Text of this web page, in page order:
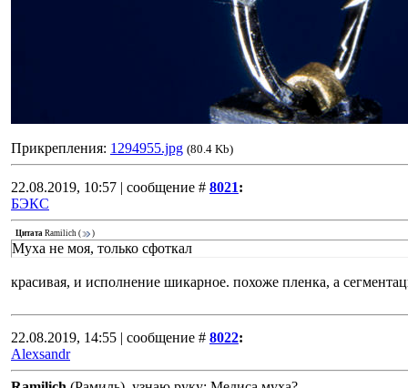
Прикрепления: 1294955.jpg (80.4 Kb)
22.08.2019, 10:57 | сообщение # 8021:
БЭКС
Цитата Ramilich ( )
Муха не моя, только сфоткал
красивая, и исполнение шикарное. похоже пленка, а
22.08.2019, 14:55 | сообщение # 8022:
Alexsandr